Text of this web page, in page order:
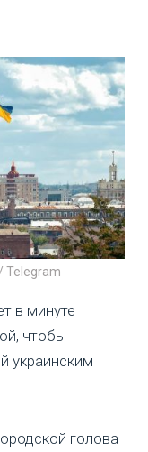
Telegram
в минуте
чтобы
украинским
голова